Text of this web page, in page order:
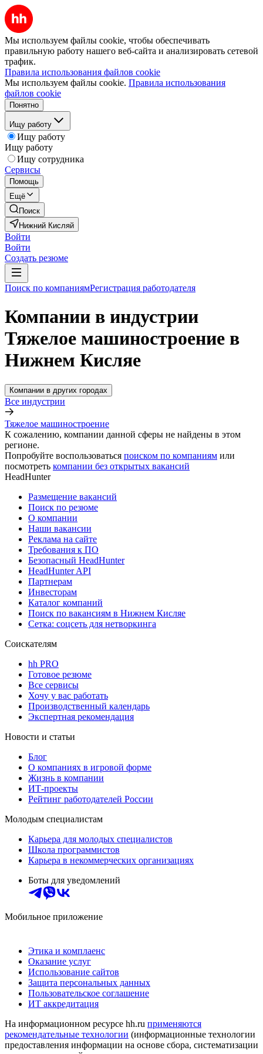
Мы используем файлы cookie, чтобы обеспечивать
правильную работу нашего веб-сайта и анализировать сетевой
трафик.
Правила использования файлов cookie
Мы используем файлы cookie. Правила использования
файлов cookie
Понятно
Ищу работу
Ищу работу
Ищу работу
Ищу сотрудника
Сервисы
Помощь
Ещё
Поиск
Нижний Кисляй
Войти
Войти
Создать резюме
Поиск по компаниямРегистрация работодателя
Компании в индустрии
Тяжелое машиностроение в
Нижнем Кисляе
Компании в других городах
Все индустрии
Тяжелое машиностроение
К сожалению, компании данной сферы не найдены в этом
регионе.
Попробуйте воспользоваться поиском по компаниям или
посмотреть компании без открытых вакансий
HeadHunter
Размещение вакансий
Поиск по резюме
О компании
Наши вакансии
Реклама на сайте
Требования к ПО
Безопасный HeadHunter
HeadHunter API
Партнерам
Инвесторам
Каталог компаний
Поиск по вакансиям в Нижнем Кисляе
Сетка: соцсеть для нетворкинга
Соискателям
hh PRO
Готовое резюме
Все сервисы
Хочу у вас работать
Производственный календарь
Экспертная рекомендация
Новости и статьи
Блог
О компаниях в игровой форме
Жизнь в компании
ИТ-проекты
Рейтинг работодателей России
Молодым специалистам
Карьера для молодых специалистов
Школа программистов
Карьера в некоммерческих организациях
Боты для уведомлений
Мобильное приложение
Этика и комплаенс
Оказание услуг
Использование сайтов
Защита персональных данных
Пользовательское соглашение
ИТ аккредитация
На информационном ресурсе hh.ru применяются
рекомендательные технологии (информационные технологии
предоставления информации на основе сбора, систематизации